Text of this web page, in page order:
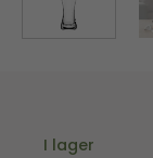
I lager